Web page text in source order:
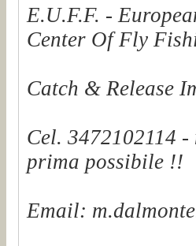
E.U.F.F. -
Center Of Fly
Catch & Release
Cel. 3472102114
prima possibile !!
Email: